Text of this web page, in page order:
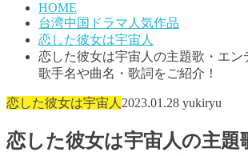
HOME
台湾中国ドラマ人気作品
恋した彼女は宇宙人
恋した彼女は宇宙人の主題歌・エン
歌手名や曲名・歌詞をご紹介！
恋した彼女は宇宙人 2023.01.28 yukiryu
恋した彼女は宇宙人の主題